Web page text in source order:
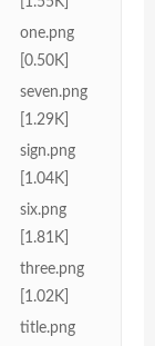
one.png
[0.50K]
seven.png
[1.29K]
sign.png
[1.04K]
six.png
[1.81K]
three.png
[1.02K]
title.png